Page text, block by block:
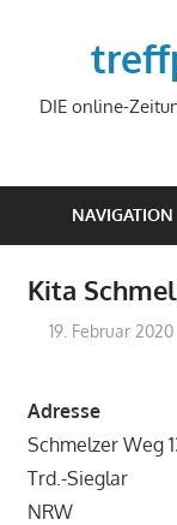
DIE online-
NAVIGATION
Kita
19. Februar 2020
Adresse
Schmelzer Weg
Trd.-Sieglar
NRW